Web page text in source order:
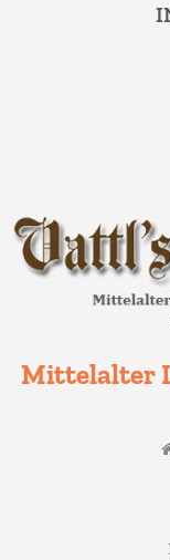
Mittelalter